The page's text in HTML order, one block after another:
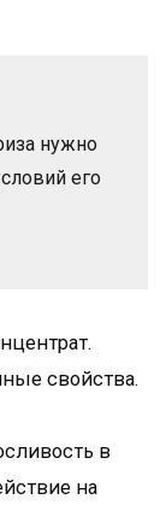
нужно
его
свойства.
в
на